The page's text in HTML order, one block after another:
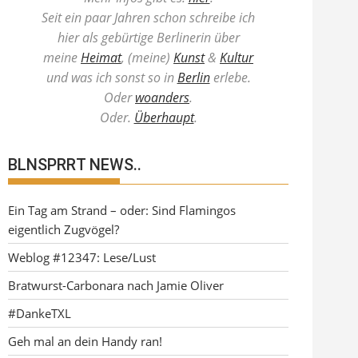
Seit ein paar Jahren schon schreibe ich
hier als gebürtige Berlinerin über
meineHeimat, (meine) Kunst& Kultur
und was ich sonst so inBerlinerlebe.
Oderwoanders.
Oder. Überhaupt.
BLNSPRRT NEWS..
Ein Tag am Strand – oder: Sind Flamingos
eigentlich Zugvögel?
Weblog #12347: Lese/Lust
Bratwurst-Carbonara nach Jamie Oliver
#DankeTXL
Geh mal an dein Handy ran!